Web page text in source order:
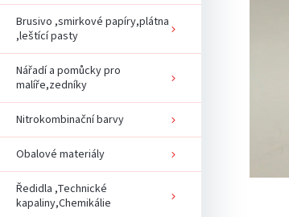
Brusivo ,smirkové papíry,plátna
,leštící pasty
Nářadí a pomůcky pro
malíře,zedníky
Nitrokombinační barvy
Obalové materiály
Ředidla ,Technické
kapaliny,Chemikálie